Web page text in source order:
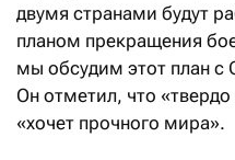
двумя странами будут
планом прекращения
мы обсудим этот план
Он отметил, что
«хочет прочного мира».